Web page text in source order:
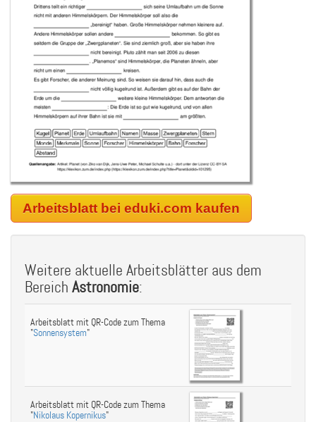
Arbeitsblatt bei eduki.com kaufen
Weitere aktuelle Arbeitsblätter aus dem
Bereich Astronomie:
Arbeitsblatt mit QR-Code zum Thema
"Sonnensystem"
Arbeitsblatt mit QR-Code zum Thema
"Nikolaus Kopernikus"